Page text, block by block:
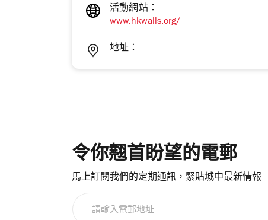
活動網站：
www.hkwalls.org/
地址：
令你翹首盼望的電郵
馬上訂閱我們的定期通訊，緊貼城中最新情報